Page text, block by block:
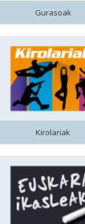
Gurasoak
Kirolariak